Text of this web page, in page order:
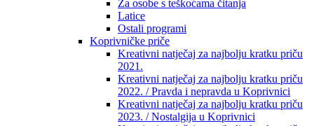
Za osobe s teškoćama čitanja
Latice
Ostali programi
Koprivničke priče
Kreativni natječaj za najbolju kratku priču
2021.
Kreativni natječaj za najbolju kratku priču
2022. / Pravda i nepravda u Koprivnici
Kreativni natječaj za najbolju kratku priču
2023. / Nostalgija u Koprivnici